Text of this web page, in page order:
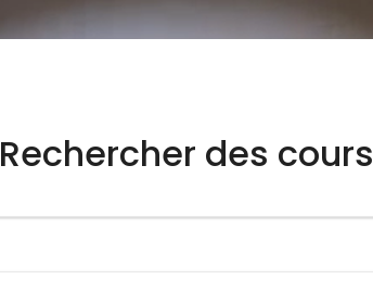
Rechercher des cours